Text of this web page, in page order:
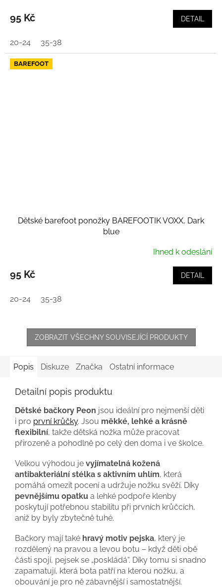
95 Kč DETAIL
20-24 35-38
BAREFOOT
Dětské barefoot ponožky BAREFOOTIK VOXX, Dark
blue
Ihned k odeslání
95 Kč DETAIL
20-24 35-38
ZOBRAZIT VŠECHNY SOUVISEJÍCÍ PRODUKTY
Popis Diskuze Značka Ostatní informace
Detailní popis produktu
Dětské bačkory Peon jsou ideální pro nejmenší děti
i pro první krůčky. Jsou měkké, lehké a krásně
flexibilní, takže dětská nožka může pracovat
přirozeně a pohodlně po celý den doma i ve školce.
Velkou výhodou je vyjímatelná kožená
antibakteriální stélka s aktivním uhlím, která
pomáhá omezit pocení a udržuje nožku svěží. Díky
pevnějšímu opatku a lehké podpoře klenby
poskytují potřebnou stabilitu při prvních krůčcích,
aniž by byly zbytečně tuhé.
Bačkory mají také hravý motiv pejska, který je
rozdělený na pravou a levou botu – když děti obě
části spojí, pejsek se „poskládá“. Díky tomu si snadno
zapamatují, která bota patří na kterou nožku, a
obouvání je pro ně zábavnější i samostatnější.